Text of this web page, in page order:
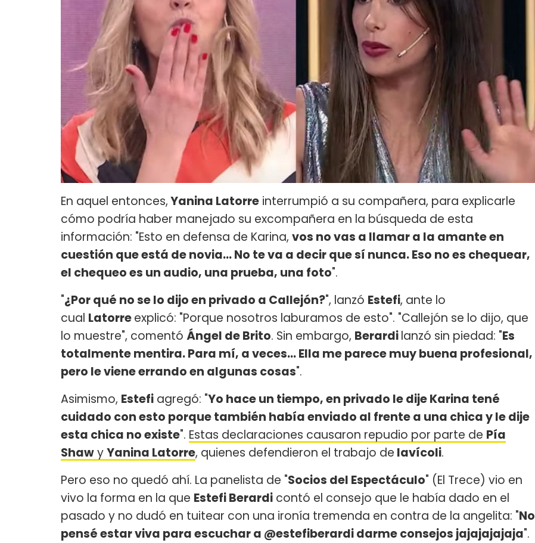
En aquel entonces,Yanina Latorre interrumpió a su compañera, para explicarle
cómo podría haber manejado su excompañera en la búsqueda de esta
información: "Esto en defensa de Karina, vos no vas a llamar a la amante en
cuestión que está de novia... No te va a decir que sí nunca. Eso no es chequear,
el chequeo es un audio, una prueba, una foto".
"¿Por qué no se lo dijo en privado a Callejón?", lanzó Estefi, ante lo
cual Latorreexplicó: "Porque nosotros laburamos de esto". "Callejón se lo dijo, que
lo muestre", comentó Ángel de Brito. Sin embargo, Berardilanzó sin piedad: "Es
totalmente mentira. Para mí, a veces... Ella me parece muy buena profesional,
pero le viene errando en algunas cosas".
Asimismo, Estefi agregó: "Yo hace un tiempo, en privado le dije Karina tené
cuidado con esto porque también había enviado al frente a una chica y le dije
esta chica no existe". Estas declaraciones causaron repudio por parte de Pía
ShawyYanina Latorre, quienes defendieron el trabajo de Iavícoli.
Pero eso no quedó ahí. La panelista de "Socios del Espectáculo" (El Trece) vio en
vivo la forma en la que Estefi Berardi contó el consejo que le había dado en el
pasado y no dudó en tuitear con una ironía tremenda en contra de la angelita: "No
pensé estar viva para escuchar a @estefiberardi darme consejos jajajajajaja".